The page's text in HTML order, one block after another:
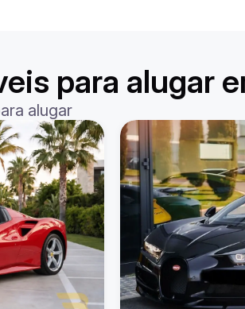
para alugar
alugar